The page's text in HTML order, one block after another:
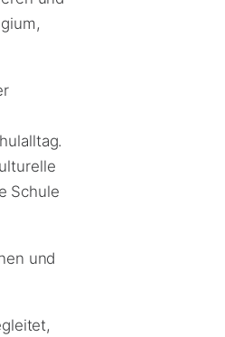
Schule
und